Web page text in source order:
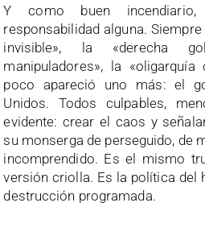
Y como buen
responsabilidad alguna.
invisible», la «derecha
manipuladores», la
poco apareció uno más: el
Unidos. Todos culpables,
evidente: crear el caos y
su monserga de perseguido, de
incomprendido. Es el mismo
versión criolla. Es la política del
destrucción programada.